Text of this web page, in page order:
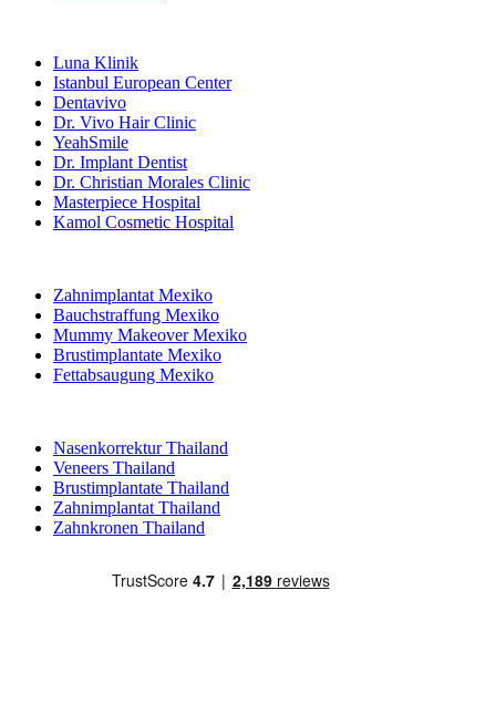
Luna Klinik
Istanbul European Center
Dentavivo
Dr. Vivo Hair Clinic
YeahSmile
Dr. Implant Dentist
Dr. Christian Morales Clinic
Masterpiece Hospital
Kamol Cosmetic Hospital
Zahnimplantat Mexiko
Bauchstraffung Mexiko
Mummy Makeover Mexiko
Brustimplantate Mexiko
Fettabsaugung Mexiko
Nasenkorrektur Thailand
Veneers Thailand
Brustimplantate Thailand
Zahnimplantat Thailand
Zahnkronen Thailand